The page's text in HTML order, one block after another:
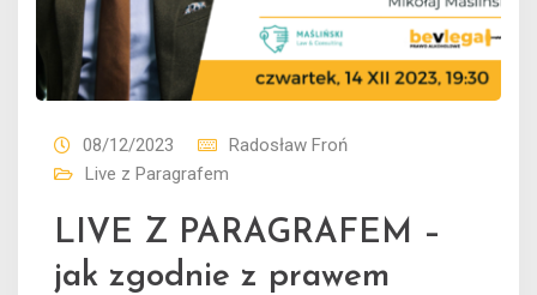
08/12/2023
Radosław Froń
Live z Paragrafem
LIVE Z PARAGRAFEM –
jak zgodnie z prawem